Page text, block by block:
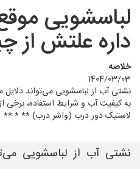
لباسشویی
داره علتش از
خلاصه
1404/03/03
نشتی آب از لباسشویی می‌تواند دلایل
لاستیک دور درب (واشر درب):** * **
نشتی آب از لباسشویی